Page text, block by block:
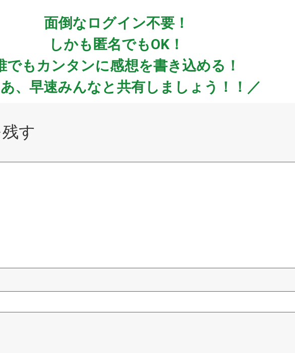
面倒なログイン不要！
しかも匿名でもOK！
でもカンタンに感想を書き込める！
、早速みんなと共有しましょう！！／
す